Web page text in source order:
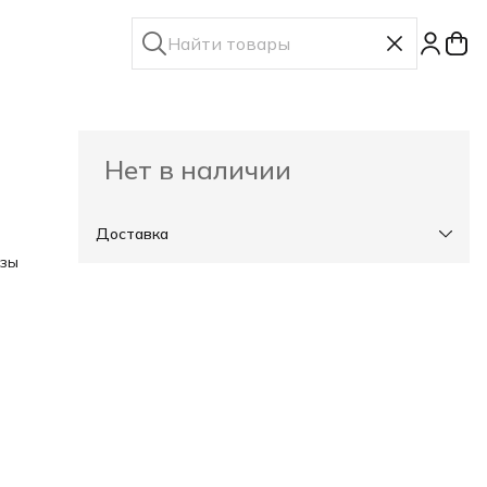
Нет в наличии
Доставка